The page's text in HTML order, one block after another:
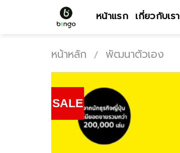
หน้าแรก เกี่ยวกับเรา
หน้าหลัก / พัฒนาตัวเอง
SALE